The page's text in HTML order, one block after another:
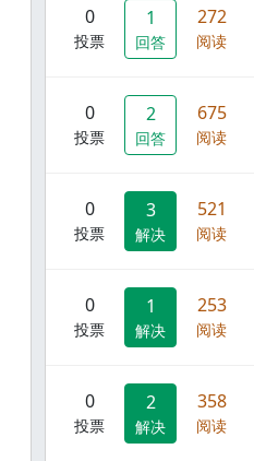
0
投票
1
回答
272
阅读
0
投票
2
回答
675
阅读
0
投票
3
解决
521
阅读
0
投票
1
解决
253
阅读
0
投票
2
解决
358
阅读